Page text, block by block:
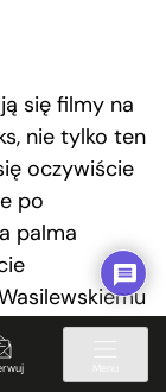
się filmy na
nie tylko ten
oczywiście
po
palma
jest wizja
44